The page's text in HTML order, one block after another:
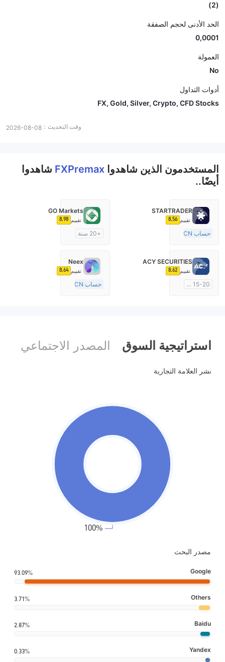
(2)
الحد الأدنى لحجم الصفقة
0,0001
العمولة
No
أدوات التداول
FX, Gold, Silver, Crypto, CFD Stocks
وقت التحديث： 2026-08-08
المستخدمون الذين شاهدوا FXPremax شاهدوا
أيضًا..
STARTRADER
تقييم 8.56
حساب ECN
صناعة السوق (MM)
GO Markets
تقييم 8.98
+20 سنة
cTrader
ACY SECURITIES
تقييم 8.62
15-20 سنة
Neex
تقييم 8.64
حساب ECN
استراتيجية السوق المصدر الاجتماعي
مصدر البحث
Google
93.09%
Others
3.71%
Baidu
2.87%
Yandex
0.33%